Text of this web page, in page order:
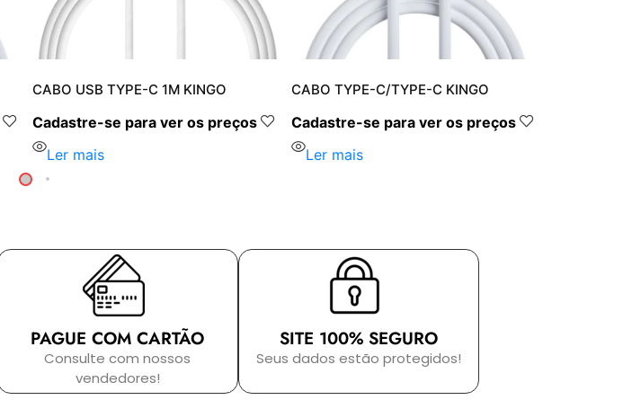
CABO USB TYPE-C 1M KINGO
Cadastre-se para ver os preços
Ler mais
CABO TYPE-C/TYPE-C KINGO
Cadastre-se para ver os preços
Ler mais
PAGUE COM CARTÃO
Consulte com nossos
vendedores!
SITE 100% SEGURO
Seus dados estão protegidos!